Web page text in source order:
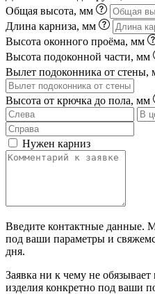
Общая высота, мм
Длина карниза, мм
Высота оконного проёма, мм
Высота подоконной части, мм
Вылет подоконника от стены,
Высота от крючка до пола, мм
Нужен карниз
Введите контактные данные.
под ваши параметры и
дня.
Заявка ни к чему не обязывает
изделия конкретно под ваши